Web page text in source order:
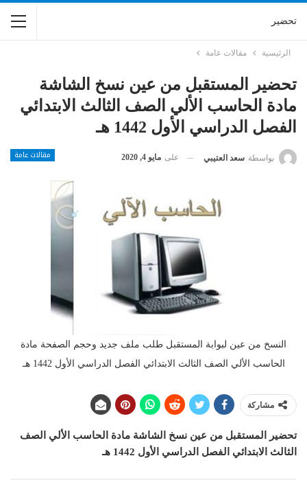
تحضير
الرئيسية مقالات عامة
تحضير المستقبل من عين نسخ الشاشة
مادة الحاسب الألي الصف الثالث الابتدائي
الفصل الدراسي الأول 1442 هـ
مقالات عامة بواسطة سعد العتيبي على مايو 4, 2020
النسخ من عين لبوابة المستقبل طلب ملف جديد وحجم الصفحة مادة
الحاسب الألي الصف الثالث الابتدائي الفصل الدراسي الأول 1442 هـ
مشاركة
تحضير المستقبل من عين نسخ الشاشة مادة الحاسب الألي الصف
الثالث الابتدائي الفصل الدراسي الأول 1442 هـ